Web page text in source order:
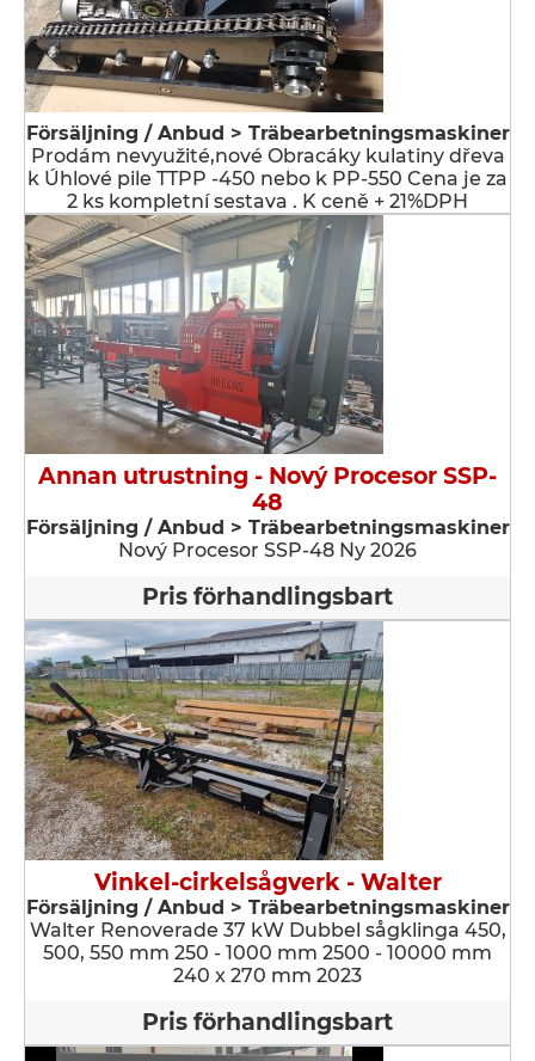
Försäljning / Anbud > Träbearbetningsmaskiner
Prodám nevyužité,nové Obracáky kulatiny dřeva
k Úhlové pile TTPP -450 nebo k PP-550 Cena je za
2 ks kompletní sestava . K ceně + 21%DPH
Annan utrustning - Nový Procesor SSP-
48
Försäljning / Anbud > Träbearbetningsmaskiner
Nový Procesor SSP-48 Ny 2026
Pris förhandlingsbart
Vinkel-cirkelsågverk - Walter
Försäljning / Anbud > Träbearbetningsmaskiner
Walter Renoverade 37 kW Dubbel sågklinga 450,
500, 550 mm 250 - 1000 mm 2500 - 10000 mm
240 x 270 mm 2023
Pris förhandlingsbart